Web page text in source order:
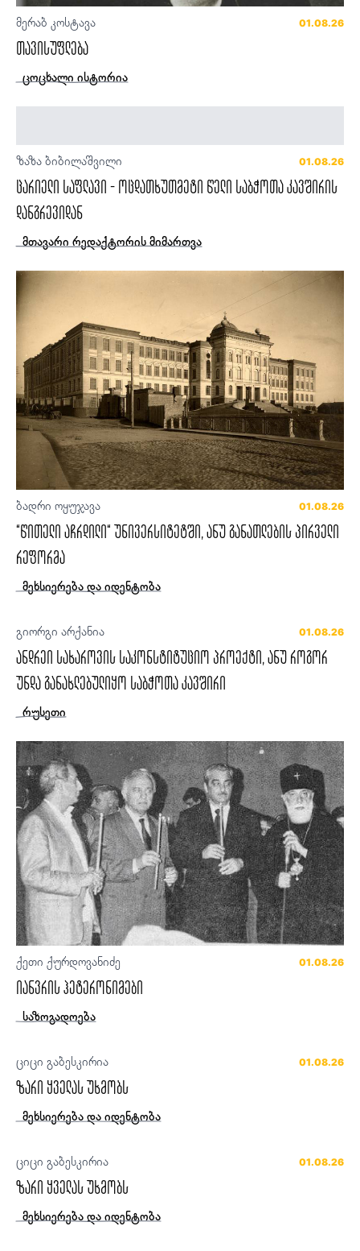
მერაბ კოსტავა 01.08.26
თავისუფლება
ცოცხალი ისტორია
ზაზა ბიბილაშვილი 01.08.26
ცარიელი საფლავი - ოცდათხუთმეტი წელი საბჭოთა კავშირის
დანგრევიდან
მთავარი რედაქტორის მიმართვა
ბადრი ოყუჯავა 01.08.26
“წითელი აჩრდილი“ უნივერსიტეტში, ანუ განათლების პირველი
რეფორმა
მეხსიერება და იდენტობა
გიორგი არქანია 01.08.26
ანდრეი სახაროვის საკონსტიტუციო პროექტი, ანუ როგორ
უნდა განახლებულიყო საბჭოთა კავშირი
რუსეთი
ქეთი ქურდოვანიძე 01.08.26
იანვრის ჰეტერონიმები
საზოგადოება
ციცი გაბესკირია 01.08.26
ზარი ყველას უხმობს
მეხსიერება და იდენტობა
ციცი გაბესკირია 01.08.26
ზარი ყველას უხმობს
მეხსიერება და იდენტობა